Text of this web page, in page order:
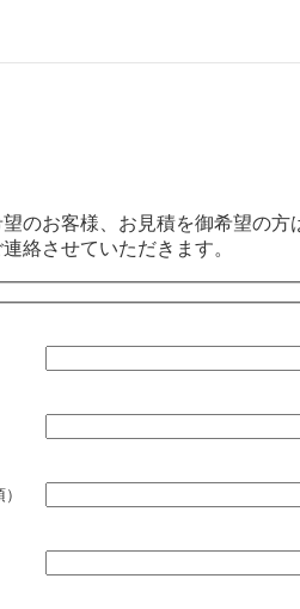
のお客様、お見積を御希望の
絡させていただきます。